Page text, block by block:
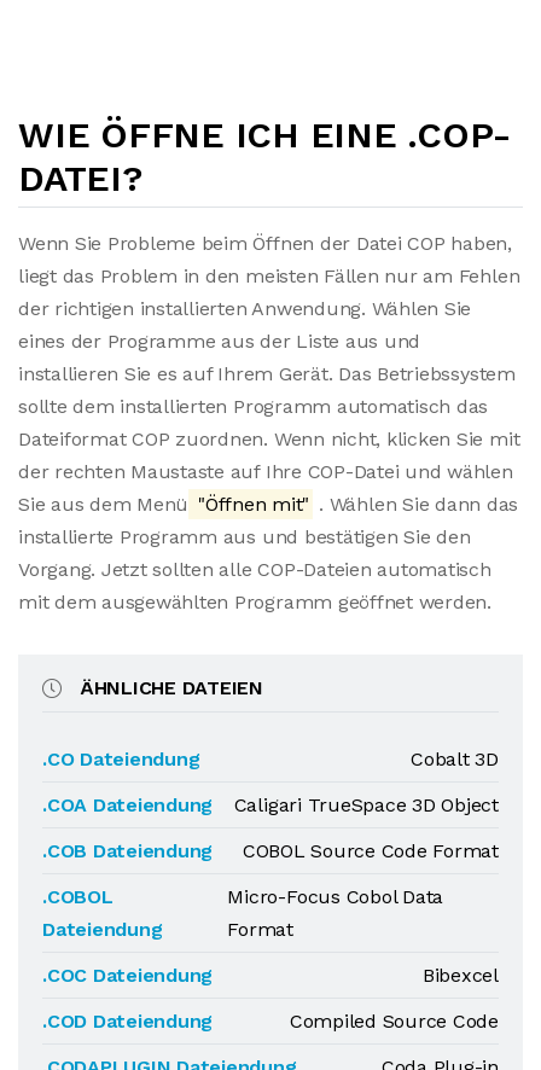
WIE ÖFFNE ICH EINE .COP-
DATEI?
Wenn Sie Probleme beim Öffnen der Datei COP haben,
liegt das Problem in den meisten Fällen nur am Fehlen
der richtigen installierten Anwendung. Wählen Sie
eines der Programme aus der Liste aus und
installieren Sie es auf Ihrem Gerät. Das Betriebssystem
sollte dem installierten Programm automatisch das
Dateiformat COP zuordnen. Wenn nicht, klicken Sie mit
der rechten Maustaste auf Ihre COP-Datei und wählen
Sie aus dem Menü "Öffnen mit" . Wählen Sie dann das
installierte Programm aus und bestätigen Sie den
Vorgang. Jetzt sollten alle COP-Dateien automatisch
mit dem ausgewählten Programm geöffnet werden.
ÄHNLICHE DATEIEN
.CO Dateiendung
Cobalt 3D
.COA Dateiendung
Caligari TrueSpace 3D Object
.COB Dateiendung
COBOL Source Code Format
.COBOL
Dateiendung
Micro-Focus Cobol Data
Format
.COC Dateiendung
Bibexcel
.COD Dateiendung
Compiled Source Code